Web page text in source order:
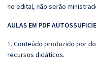
no edital, não serão
AULAS EM PDF
1. Conteúdo produzido por
recursos didáticos.